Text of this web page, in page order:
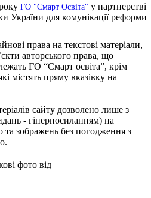
ГО "Смарт Освіта" у партнерстві
України для комунікації реформи
права на текстові матеріали,
авторського права, що
ГО “Смарт освіта”, крім
містять пряму вказівку на
сайту дозволено лише з
- гіперпосиланням) на
зображень без погодження з
фото від